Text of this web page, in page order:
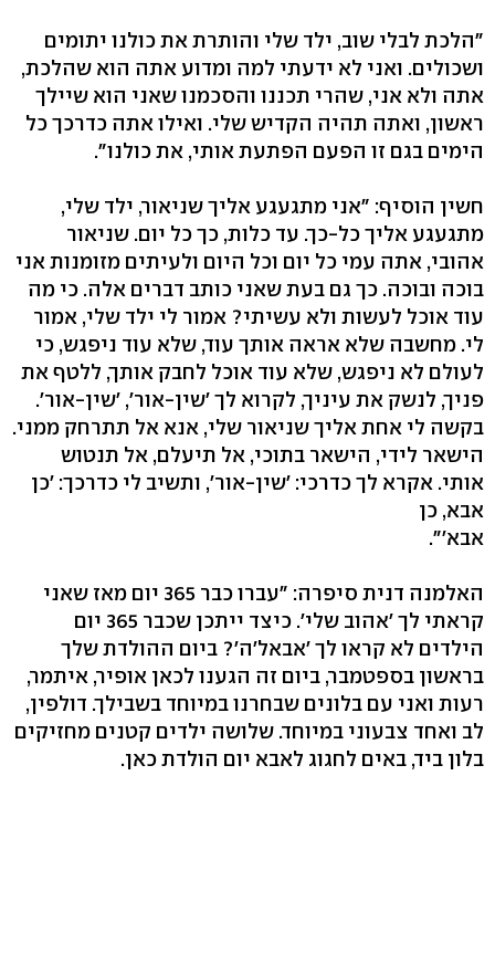
"הלכת לבלי שוב, ילד שלי והותרת את כולנו יתומים
ושכולים. ואני לא ידעתי למה ומדוע אתה הוא שהלכת,
אתה ולא אני, שהרי תכננו והסכמנו שאני הוא שיילך
ראשון, ואתה תהיה הקדיש שלי. ואילו אתה כדרכך כל
הימים בגם זו הפעם הפתעת אותי, את כולנו".
חשין הוסיף: "אני מתגעגע אליך שניאור, ילד שלי,
מתגעגע אליך כל-כך. עד כלות, כך כל יום. שניאור
אהובי, אתה עמי כל יום וכל היום ולעיתים מזומנות אני
בוכה ובוכה. כך גם בעת שאני כותב דברים אלה. כי מה
עוד אוכל לעשות ולא עשיתי? אמור לי ילד שלי, אמור
לי. מחשבה שלא אראה אותך עוד, שלא עוד ניפגש, כי
לעולם לא ניפגש, שלא עוד אוכל לחבק אותך, ללטף את
פניך, לנשק את עיניך, לקרוא לך 'שין-אור', 'שין-אור'.
בקשה לי אחת אליך שניאור שלי, אנא אל תתרחק ממני.
הישאר לידי, הישאר בתוכי, אל תיעלם, אל תנטוש
אותי. אקרא לך כדרכי: 'שין-אור', ותשיב לי כדרכך: 'כן
אבא, כן
אבא'".
האלמנה דנית סיפרה: "עברו כבר 365 יום מאז שאני
קראתי לך 'אהוב שלי'. כיצד ייתכן שכבר 365 יום
הילדים לא קראו לך 'אבאל'ה'? ביום ההולדת שלך
בראשון בספטמבר, ביום זה הגענו לכאן אופיר, איתמר,
רעות ואני עם בלונים שבחרנו במיוחד בשבילך. דולפין,
לב ואחד צבעוני במיוחד. שלושה ילדים קטנים מחזיקים
בלון ביד, באים לחגוג לאבא יום הולדת כאן.